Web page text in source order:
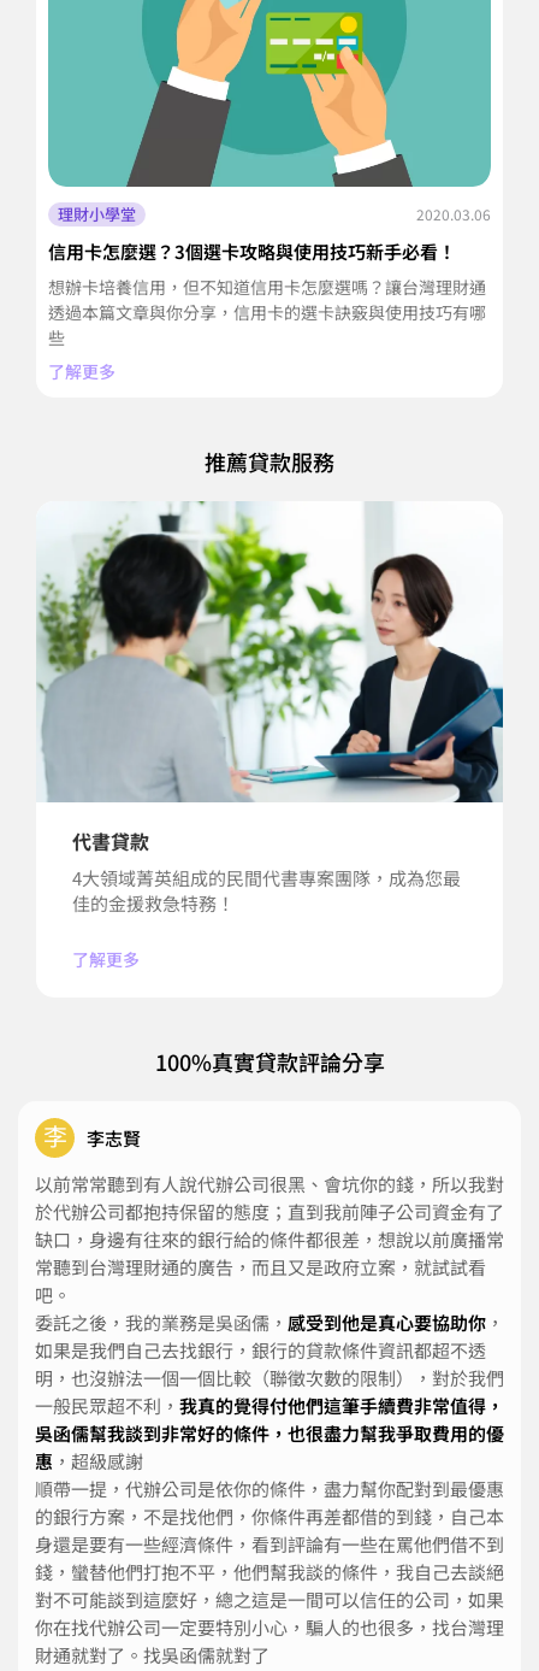
理財小學堂 2020.03.06
信用卡怎麼選？3個選卡攻略與使用技巧新手必看！
想辦卡培養信用，但不知道信用卡怎麼選嗎？讓台灣理財通
透過本篇文章與你分享，信用卡的選卡訣竅與使用技巧有哪
些
了解更多
推薦貸款服務
代書貸款
4大領域菁英組成的民間代書專案團隊，成為您最
佳的金援救急特務！
了解更多
100%真實貸款評論分享
李
李志賢
以前常常聽到有人說代辦公司很黑、會坑你的錢，所以我對
於代辦公司都抱持保留的態度；直到我前陣子公司資金有了
缺口，身邊有往來的銀行給的條件都很差，想說以前廣播常
常聽到台灣理財通的廣告，而且又是政府立案，就試試看
吧。
委託之後，我的業務是吳函儒， 感受到他是真心要協助你 ，
如果是我們自己去找銀行，銀行的貸款條件資訊都超不透
明，也沒辦法一個一個比較（聯徵次數的限制），對於我們
一般民眾超不利， 我真的覺得付他們這筆手續費非常值得，
吳函儒幫我談到非常好的條件，也很盡力幫我爭取費用的優
惠 ，超級感謝
順帶一提，代辦公司是依你的條件，盡力幫你配對到最優惠
的銀行方案，不是找他們，你條件再差都借的到錢，自己本
身還是要有一些經濟條件，看到評論有一些在罵他們借不到
錢，蠻替他們打抱不平，他們幫我談的條件，我自己去談絕
對不可能談到這麼好，總之這是一間可以信任的公司，如果
你在找代辦公司一定要特別小心，騙人的也很多，找台灣理
財通就對了。找吳函儒就對了